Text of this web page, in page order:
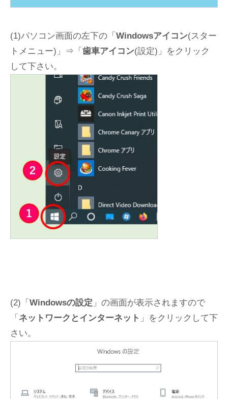
(1)パソコン画面の左下の「 Windowsアイコン(スター
トメニュー)」⇒「 歯車アイコン(設定)」をクリック
して下さい。
(2)「 Windowsの設定 」の画面が表示されますので
「 ネットワークとインターネット 」をクリックして下
さい。